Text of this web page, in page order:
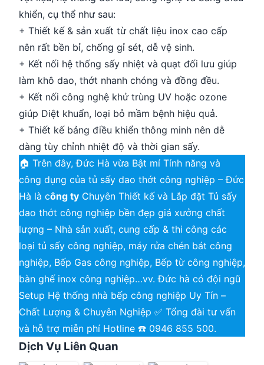
khiển, cụ thể như sau:
+ Thiết kế & sản xuất từ chất liệu inox cao cấp
nên rất bền bỉ, chống gỉ sét, dễ vệ sinh.
+ Kết nối hệ thống sấy nhiệt và quạt đối lưu giúp
làm khô dao, thớt nhanh chóng và đồng đều.
+ Kết nối công nghệ khử trùng UV hoặc ozone
giúp Diệt khuẩn, loại bỏ mầm bệnh hiệu quả.
+ Thiết kế bảng điều khiển thông minh nên dễ
dàng tùy chỉnh nhiệt độ và thời gian sấy.
🏠 Trên đây, Đức Hà vừa Bật mí Tính năng và
công dụng của tủ sấy dao thớt công nghiệp – Đức
Hà là công ty Chuyên Thiết kế và Lắp đặt Tủ sấy
dao thớt công nghiệp bền đẹp giá xưởng chất
lượng – Nhà sản xuất, cung cấp & thi công các
loại tủ sấy công nghiệp, máy rửa chén bát công
nghiệp, Bếp Gas công nghiệp, Bếp từ công nghiệp,
bàn ghế inox công nghiệp…vv. Đức hà có đội ngũ
Setup Hệ thống nhà bếp công nghiệp Uy Tín –
Chất Lượng & Chuyên Nghiệp ✅ Tổng đài tư vấn
và hỗ trợ miễn phí Hotline ☎️ 0946 855 500.
Dịch Vụ Liên Quan